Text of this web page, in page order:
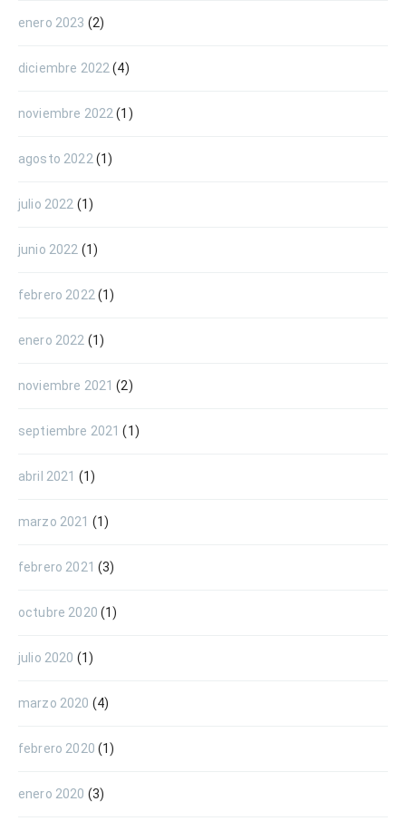
enero 2023 (2)
diciembre 2022 (4)
noviembre 2022 (1)
agosto 2022 (1)
julio 2022 (1)
junio 2022 (1)
febrero 2022 (1)
enero 2022 (1)
noviembre 2021 (2)
septiembre 2021 (1)
abril 2021 (1)
marzo 2021 (1)
febrero 2021 (3)
octubre 2020 (1)
julio 2020 (1)
marzo 2020 (4)
febrero 2020 (1)
enero 2020 (3)